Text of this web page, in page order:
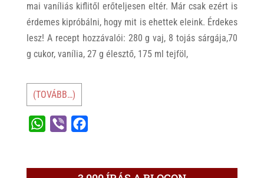
mai vaníliás kiflitől erőteljesen eltér. Már csak ezért is
érdemes kipróbálni, hogy mit is ehettek eleink. Érdekes
lesz! A recept hozzávalói: 280 g vaj, 8 tojás sárgája,70
g cukor, vanília, 27 g élesztő, 175 ml tejföl,
(TOVÁBB…)
e